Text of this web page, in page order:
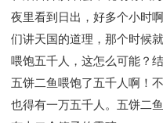
夜里看到日出，好多个小时
们讲天国的道理，那个时候
喂饱五千人，这怎么可能？
五饼二鱼喂饱了五千人啊！
也得有一万五千人。五饼二